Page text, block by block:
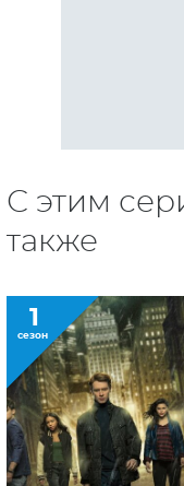
С этим
также
1
сезон